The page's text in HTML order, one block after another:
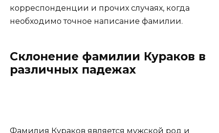
корреспонденции и прочих случаях, когда
необходимо точное написание фамилии.
Склонение фамилии Кураков в
различных падежах
Фамилия Кураков является мужской род и